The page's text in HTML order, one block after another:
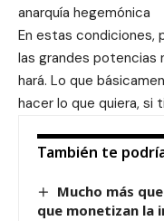
anarquía hegemónica
En estas condiciones,
las grandes potencias
hará. Lo que
hacer lo que quiera, si
También te
Mucho más
que monetizan la